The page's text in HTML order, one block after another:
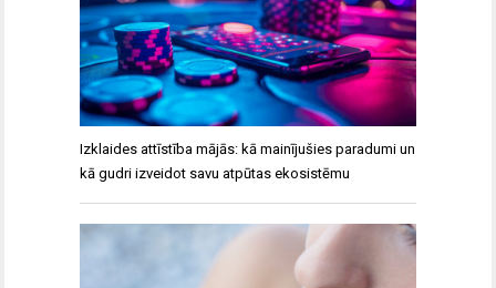
Izklaides attīstība mājās: kā mainījušies paradumi un
kā gudri izveidot savu atpūtas ekosistēmu